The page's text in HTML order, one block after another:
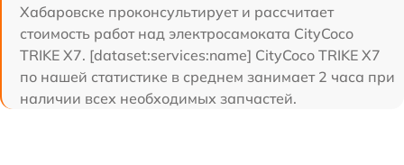
Хабаровске проконсультирует и рассчитает
стоимость работ над электросамоката CityCoco
TRIKE X7. [dataset:services:name] CityCoco TRIKE X7
по нашей статистике в среднем занимает 2 часа при
наличии всех необходимых запчастей.